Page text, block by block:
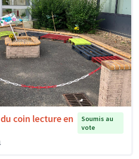
coin lecture en
Soumis au
vote